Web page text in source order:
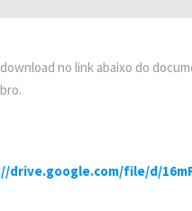
download no link abaixo do
drive.google.com/file/d/